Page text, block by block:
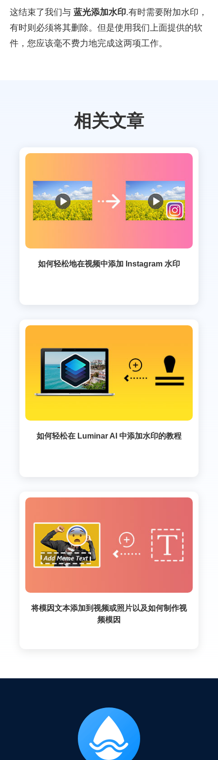
这结束了我们与 蓝光添加水印.有时需要附加水印，
有时则必须将其删除。但是使用我们上面提供的软
件，您应该毫不费力地完成这两项工作。
相关文章
如何轻松地在视频中添加 Instagram 水印
如何轻松在 Luminar AI 中添加水印的教程
将模因文本添加到视频或照片以及如何制作视
频模因